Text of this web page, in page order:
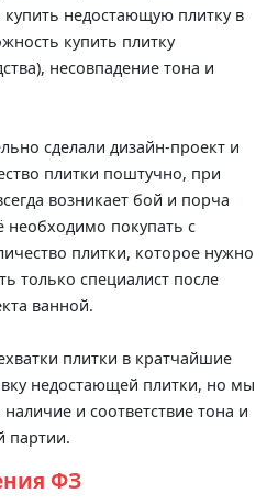
недостающую плитку в
купить плитку
несовпадение тона и
сделали дизайн-проект и
плитки поштучно, при
возникает бой и порча
необходимо покупать с
плитки, которое нужно
только специалист после
ванной.
плитки в кратчайшие
недостающей плитки, но мы
и соответствие тона и
партии.
ФЗ